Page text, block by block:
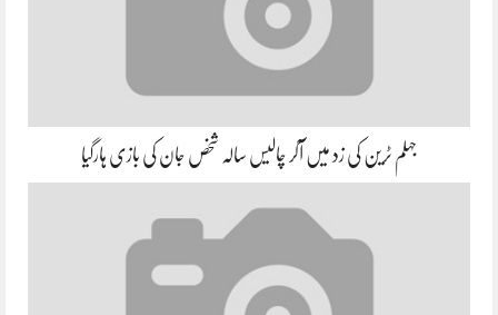
جہلم ٹرین کی زد میں آکر چالیس سالہ شخص جان کی بازی ہارگیا